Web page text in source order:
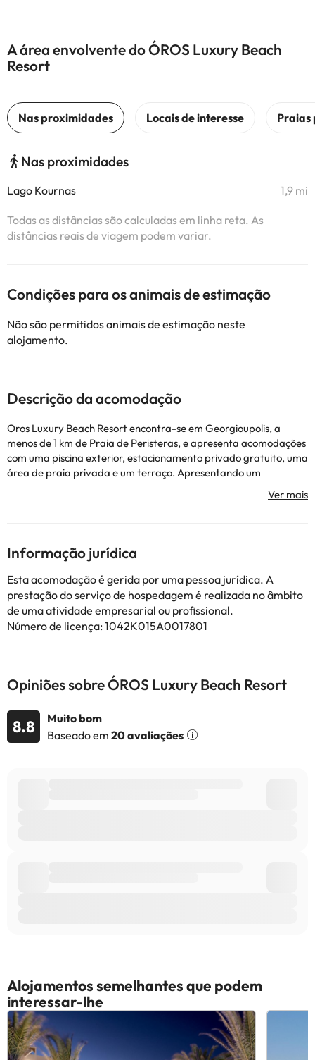
A área envolvente do ÓROS Luxury Beach
Resort
Nas proximidades
Lago Kournas 1,9 mi
Todas as distâncias são calculadas em linha reta. As
distâncias reais de viagem podem variar.
Condições para os animais de estimação
Não são permitidos animais de estimação neste
alojamento.
Descrição da acomodação
Oros Luxury Beach Resort encontra-se em Georgioupolis, a
menos de 1 km de Praia de Peristeras, e apresenta acomodações
com uma piscina exterior, estacionamento privado gratuito, uma
área de praia privada e um terraço. Apresentando um
restaurante, o alojamento também dispõe de um bar, assim
como piscina interior e sauna. O alojamento dispõe de receção
com ar condicionado providencia quartos com secretária,
chaleira, cofre, televisão de ecrã plano e uma casa de banho
privativa com chuveiro. Todos os quartos providenciam roupa de
cama e toalhas. São oferecidas opções de pequeno-almoço
buffet, americano ou vegetariano. Oros Luxury Beach Resort
oferece acomodações de 5 estrelas com banheira de
hidromassagem. Museu Arqueológico de Retimno fica a 20 km
Internacional de Chania fica a 50 km de distância.
Esta propriedade não permite a realização de festas de
despedida de solteiros(as) e festas semelhantes.
Alguns dos serviços indicados podem ter custos adicionais. Pode
Informação jurídica
Esta acomodação é gerida por uma pessoa jurídica. A
prestação do serviço de hospedagem é realizada no âmbito
de uma atividade empresarial ou profissional.
Número de licença: 1042K015A0017801
Opiniões sobre ÓROS Luxury Beach Resort
8.8
Muito bom
Baseado em 20 avaliações
Alojamentos semelhantes que podem
interessar-lhe